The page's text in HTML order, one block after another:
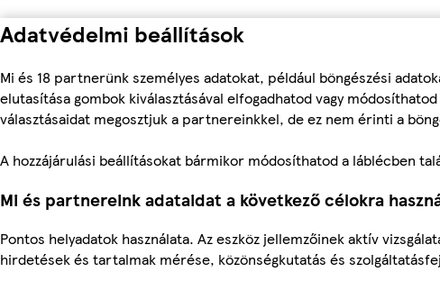
Adatvédelmi beállítások
Mi és 18 partnerünk személyes adatokat, például böngészési
elutasítása gombok kiválasztásával elfogadhatod vagy
választásaidat megosztjuk a partnereinkkel, de ez nem érinti a
A hozzájárulási beállításokat bármikor módosíthatod a láblécben
Mi és partnereink adataidat a következő célokra
Pontos helyadatok használata. Az eszköz jellemzőinek aktív
hirdetések és tartalmak mérése, közönségkutatás és